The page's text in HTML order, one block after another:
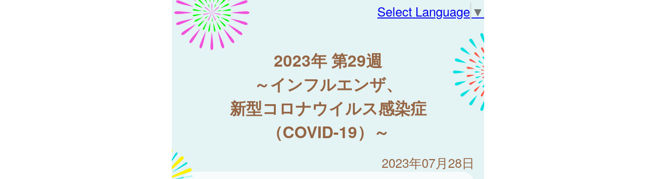
Select Language ▼
2023年 第29週
～インフルエンザ、
新型コロナウイルス感染症
（COVID-19）～
2023年07月28日